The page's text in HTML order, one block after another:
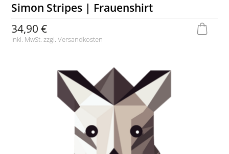
Simon Stripes | Frauenshirt
34,90 €
inkl. MwSt. zzgl.Versandkosten